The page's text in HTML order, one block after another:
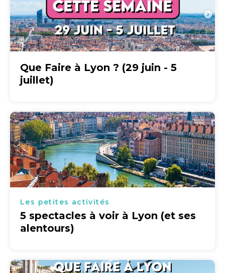
Que Faire à Lyon ? (29 juin - 5
juillet)
Les petites activités
5 spectacles à voir à Lyon (et ses
alentours)